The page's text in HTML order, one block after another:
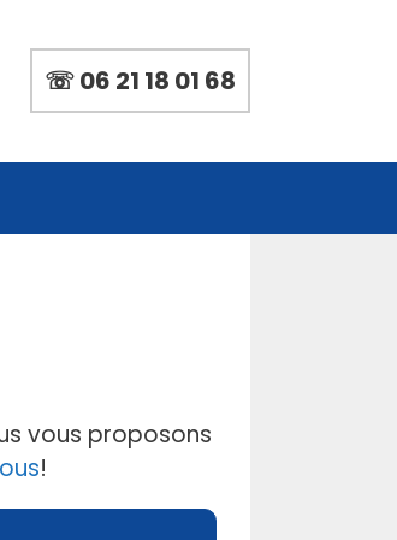
☏ 06 21 18 01 68
vous proposons
!